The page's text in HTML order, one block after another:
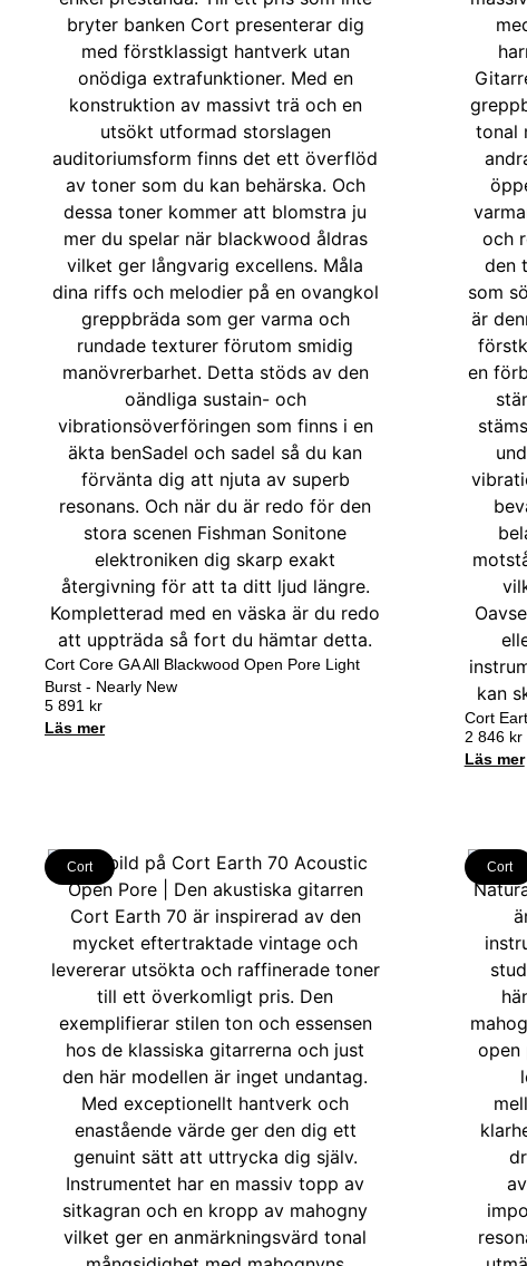
Cort Core GA All Blackwood Open Pore Light
Burst - Nearly New
5 891 kr
Läs mer
Cort
2 846 kr
Läs mer
Cort Cort